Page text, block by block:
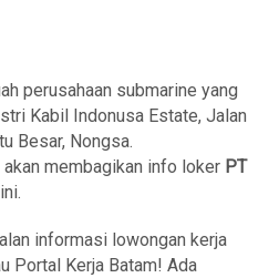
perusahaan submarine yang
Kabil Indonusa Estate, Jalan
Besar, Nongsa.
membagikan info loker PT
informasi lowongan kerja
Portal Kerja Batam! Ada